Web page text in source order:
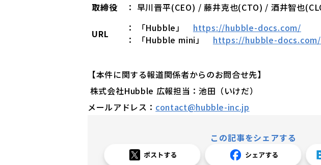
取締役
： 早川晋平(CEO) / 藤井克也(CTO) / 酒井智也
URL ： 「Hubble」 https://hubble-docs.com/
： 「Hubble mini」 https://hubble-
【本件に関する報道関係者からのお問合せ先】
株式会社Hubble 広報担当：池田（いけだ）
メールアドレス： contact@hubble-inc.jp
この記事をシェアする